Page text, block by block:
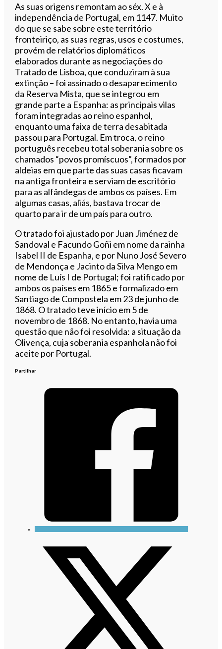
As suas origens remontam ao séx. X e à
independência de Portugal, em 1147. Muito
do que se sabe sobre este território
fronteiriço, as suas regras, usos e costumes,
provém de relatórios diplomáticos
elaborados durante as negociações do
Tratado de Lisboa, que conduziram à sua
extinção – foi assinado o desaparecimento
da Reserva Mista, que se integrou em
grande parte a Espanha: as principais vilas
foram integradas ao reino espanhol,
enquanto uma faixa de terra desabitada
passou para Portugal. Em troca, o reino
português recebeu total soberania sobre os
chamados “povos promíscuos”, formados por
aldeias em que parte das suas casas ficavam
na antiga fronteira e serviam de escritório
para as alfândegas de ambos os países. Em
algumas casas, aliás, bastava trocar de
quarto para ir de um país para outro.
O tratado foi ajustado por Juan Jiménez de
Sandoval e Facundo Goñi em nome da rainha
Isabel II de Espanha, e por Nuno José Severo
de Mendonça e Jacinto da Silva Mengo em
nome de Luís I de Portugal; foi ratificado por
ambos os países em 1865 e formalizado em
Santiago de Compostela em 23 de junho de
1868. O tratado teve início em 5 de
novembro de 1868. No entanto, havia uma
questão que não foi resolvida: a situação da
Olivença, cuja soberania espanhola não foi
aceite por Portugal.
Partilhar